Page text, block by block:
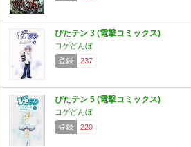
ぴたテン 3 (電撃コミックス)
コゲどんぼ
登録
237
ぴたテン 5 (電撃コミックス)
コゲどんぼ
登録
220